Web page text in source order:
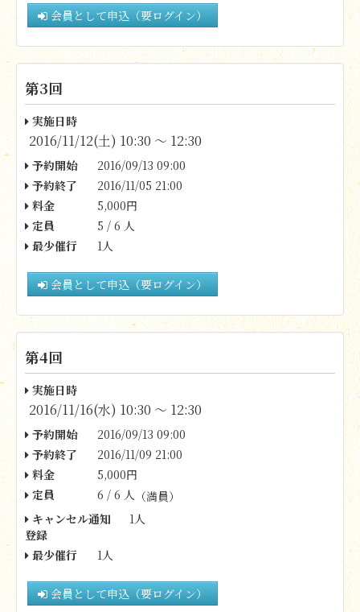
会員として申込（要ログイン）
第3回
実施日時
2016/11/12(土) 10:30 〜 12:30
予約開始
2016/09/13 09:00
予約終了
2016/11/05 21:00
料金
5,000円
定員
5 / 6 人
最少催行
1人
会員として申込（要ログイン）
第4回
実施日時
2016/11/16(水) 10:30 〜 12:30
予約開始
2016/09/13 09:00
予約終了
2016/11/09 21:00
料金
5,000円
定員
6 / 6 人 （満員）
キャンセル通知
登録
1人
最少催行 1人
会員として申込（要ログイン）